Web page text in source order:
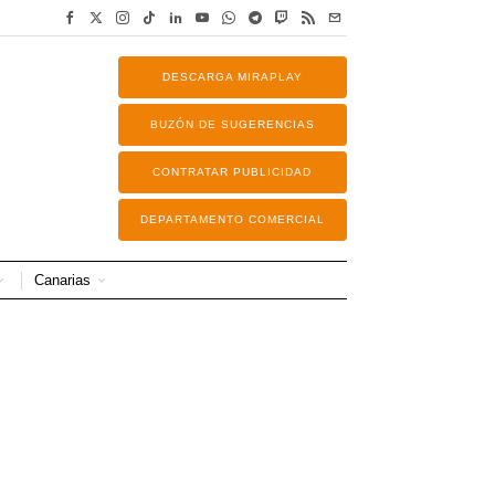
DESCARGA MIRAPLAY
BUZÓN DE SUGERENCIAS
CONTRATAR PUBLICIDAD
DEPARTAMENTO COMERCIAL
Canarias